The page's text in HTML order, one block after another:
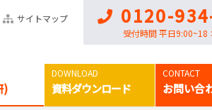
サイトマップ 0120-
受付時間 平日9:00~18
) 資料ダウンロード お問い合